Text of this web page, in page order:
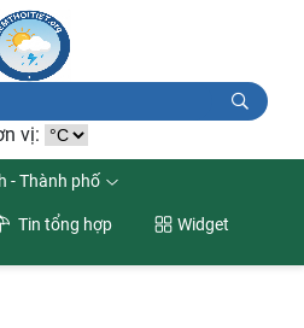
vị:
- Thành phố
Tin tổng hợp Widget